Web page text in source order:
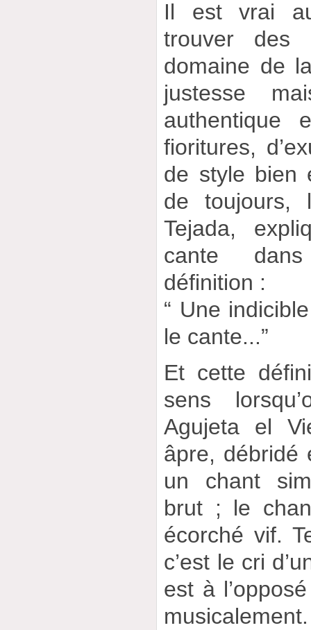
Il est vrai
trouver des
domaine de
justesse
authentique
fioritures,
de style bien
de toujours,
Tejada,
cante
définition :
“ Une
le cante...”
Et cette
sens
Agujeta el
âpre, débridé
un chant
brut ; le
écorché vif.
c’est le cri
est à